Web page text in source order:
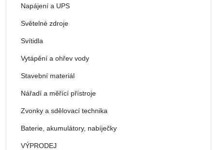
Napájení a UPS
Světelné zdroje
Svítidla
Vytápění a ohřev vody
Stavební materiál
Nářadí a měřící přístroje
Zvonky a sdělovací technika
Baterie, akumulátory, nabíječky
VÝPRODEJ